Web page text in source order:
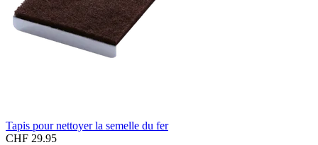
Tapis pour nettoyer la semelle du fer
CHF 29.95